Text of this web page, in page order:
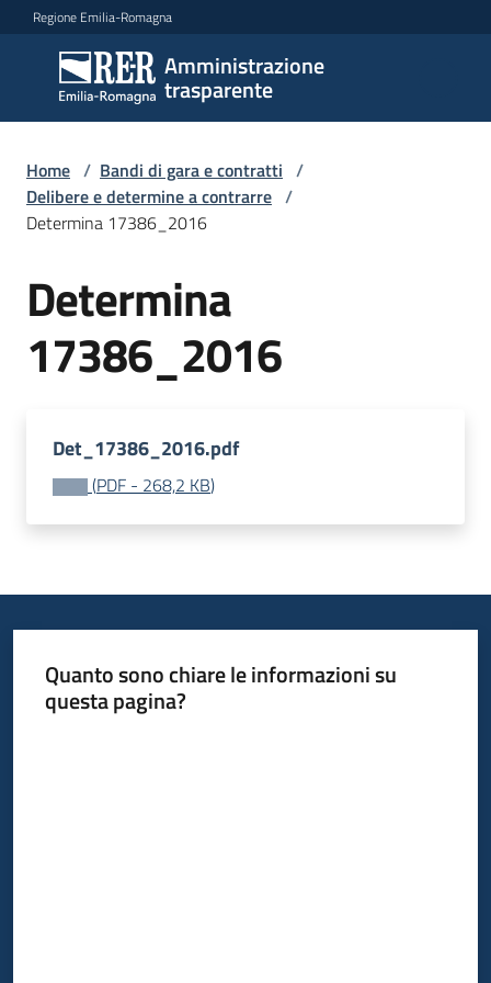
Vai al contenuto
Vai alla navigazione
Vai al footer
Regione Emilia-Romagna
Amministrazione
trasparente
Amministrazione
trasparente
Sottosezioni
Accesso
Home / Bandi di gara e contratti /
Delibere e determine a contrarre /
Determina 17386_2016
Determina
17386_2016
Det_17386_2016.pdf
(PDF - 268,2 KB)
Quanto sono chiare le informazioni su
questa pagina?